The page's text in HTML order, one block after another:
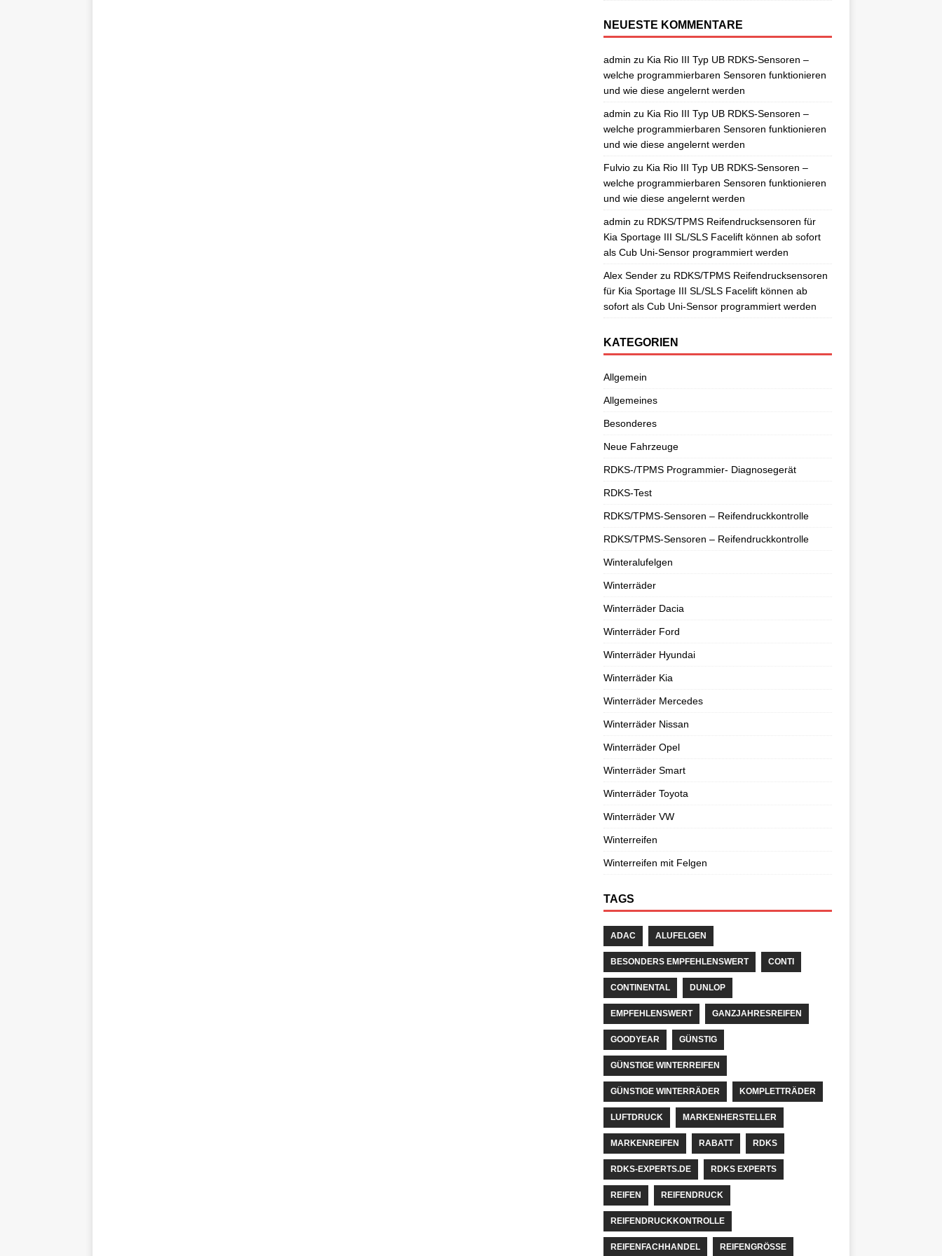
NEUESTE KOMMENTARE
admin zu Kia Rio III Typ UB RDKS-Sensoren –
welche programmierbaren Sensoren funktionieren
und wie diese angelernt werden
admin zu Kia Rio III Typ UB RDKS-Sensoren –
welche programmierbaren Sensoren funktionieren
und wie diese angelernt werden
Fulviozu Kia Rio III Typ UB RDKS-Sensoren –
welche programmierbaren Sensoren funktionieren
und wie diese angelernt werden
admin zu RDKS/TPMS Reifendrucksensoren für
Kia Sportage III SL/SLS Facelift können ab sofort
als Cub Uni-Sensor programmiert werden
Alex Senderzu RDKS/TPMS Reifendrucksensoren
für Kia Sportage III SL/SLS Facelift können ab
sofort als Cub Uni-Sensor programmiert werden
KATEGORIEN
Allgemein
Allgemeines
Besonderes
Neue Fahrzeuge
RDKS-/TPMS Programmier- Diagnosegerät
RDKS-Test
RDKS/TPMS-Sensoren – Reifendruckkontrolle
RDKS/TPMS-Sensoren – Reifendruckkontrolle
Winteralufelgen
Winterräder
Winterräder Dacia
Winterräder Ford
Winterräder Hyundai
Winterräder Kia
Winterräder Mercedes
Winterräder Nissan
Winterräder Opel
Winterräder Smart
Winterräder Toyota
Winterräder VW
Winterreifen
Winterreifen mit Felgen
TAGS
ADAC ALUFELGEN
BESONDERS EMPFEHLENSWERT CONTI
CONTINENTAL DUNLOP
EMPFEHLENSWERT GANZJAHRESREIFEN
GOODYEAR GÜNSTIG
GÜNSTIGE WINTERREIFEN
GÜNSTIGE WINTERRÄDER KOMPLETTRÄDER
LUFTDRUCK MARKENHERSTELLER
MARKENREIFEN RABATT RDKS
RDKS-EXPERTS.DE RDKS EXPERTS
REIFEN REIFENDRUCK
REIFENDRUCKKONTROLLE
REIFENFACHHANDEL REIFENGRÖSSE